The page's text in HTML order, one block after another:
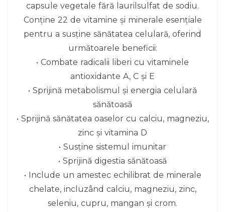
capsule vegetale fără laurilsulfat de sodiu.
Conține 22 de vitamine și minerale esențiale
pentru a susține sănătatea celulară, oferind
următoarele beneficii:
• Combate radicalii liberi cu vitaminele
antioxidante A, C și E
• Sprijină metabolismul și energia celulară
sănătoasă
• Sprijină sănătatea oaselor cu calciu, magneziu,
zinc și vitamina D
• Susține sistemul imunitar
• Sprijină digestia sănătoasă
• Include un amestec echilibrat de minerale
chelate, incluzând calciu, magneziu, zinc,
seleniu, cupru, mangan și crom.